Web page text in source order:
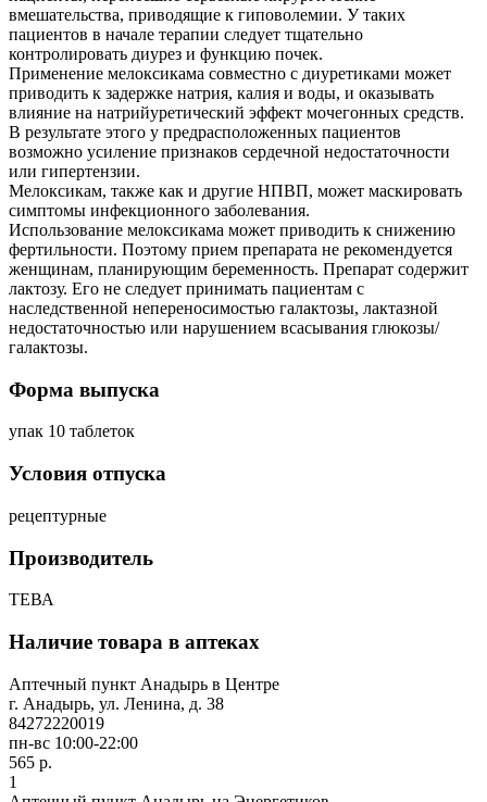
вмешательства, приводящие к гиповолемии. У таких
пациентов в начале терапии следует тщательно
контролировать диурез и функцию почек.
Применение мелоксикама совместно с диуретиками может
приводить к задержке натрия, калия и воды, и оказывать
влияние на натрийуретический эффект мочегонных средств.
В результате этого у предрасположенных пациентов
возможно усиление признаков сердечной недостаточности
или гипертензии.
Мелоксикам, также как и другие НПВП, может маскировать
симптомы инфекционного заболевания.
Использование мелоксикама может приводить к снижению
фертильности. Поэтому прием препарата не рекомендуется
женщинам, планирующим беременность. Препарат содержит
лактозу. Его не следует принимать пациентам с
наследственной непереносимостью галактозы, лактазной
недостаточностью или нарушением всасывания глюкозы/
галактозы.
Форма выпуска
упак 10 таблеток
Условия отпуска
рецептурные
Производитель
ТЕВА
Наличие товара в аптеках
Аптечный пункт Анадырь в Центре
г. Анадырь, ул. Ленина, д. 38
84272220019
пн-вс 10:00-22:00
565 р.
1